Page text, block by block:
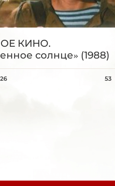
КИНО.
солнце» (1988)
53